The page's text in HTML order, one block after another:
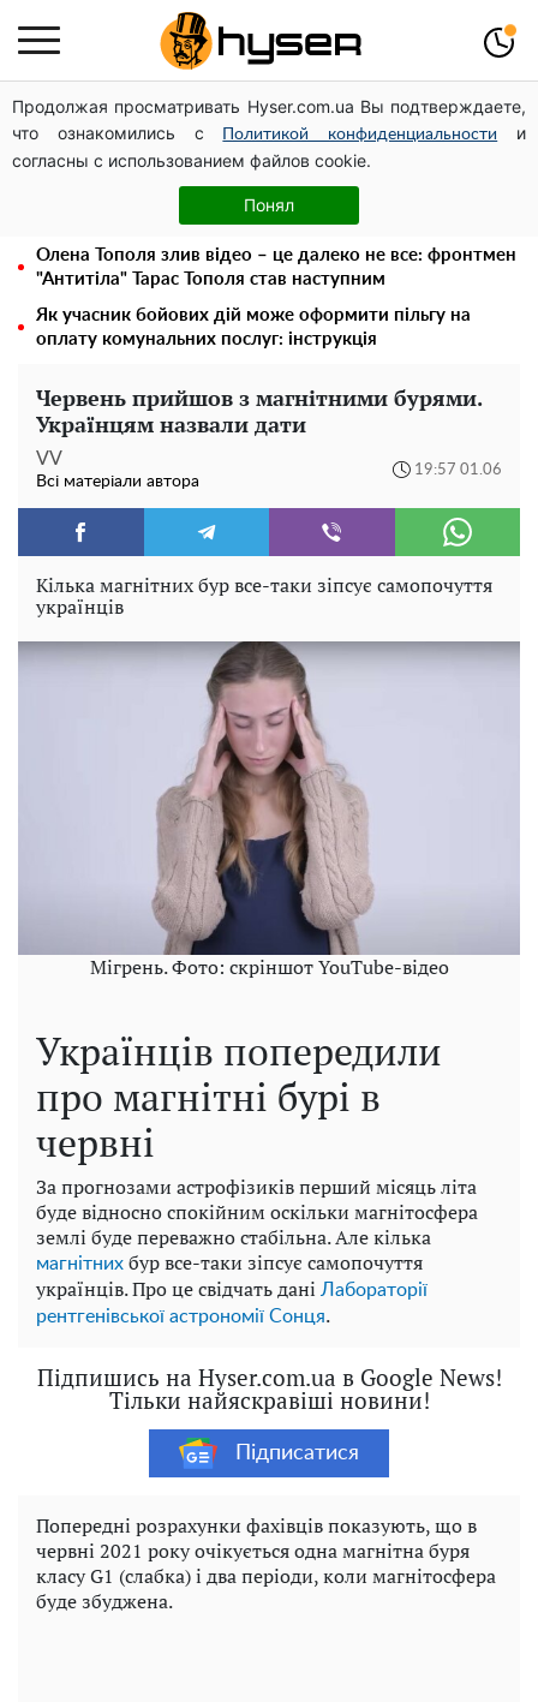
Продолжая просматривать Hyser.com.ua Вы подтверждаете,
что ознакомились с
Политикой конфиденциальности
и
согласны с использованием файлов cookie.
Понял
Дрони із націнкою: Олександр Конотопський вивів
мільйони оборонного бюджету через фіктивну фірму в
Естонії
Гола Олена Тополя у цікавих позах змусила відвисати
щелепи: злив відео – було лише початком
Олена Тополя злив відео – це далеко не все: фронтмен
"Антитіла" Тарас Тополя став наступним
Як учасник бойових дій може оформити пільгу на
оплату комунальних послуг: інструкція
Червень прийшов з магнітними бурями.
Українцям назвали дати
VV
Всі матеріали автора
19:57 01.06
Кілька магнітних бур все-таки зіпсує самопочуття
українців
Мігрень. Фото: скріншот YouTube-відео
Українців попередили
про магнітні бурі в
червні
За прогнозами астрофізиків перший місяць літа
буде відносно спокійним оскільки магнітосфера
землі буде переважно стабільна. Але кілька
магнітних бур все-таки зіпсує самопочуття
українців. Про це свідчать дані Лабораторії
рентгенівської астрономії Сонця.
Підпишись на Hyser.com.ua в Google News!
Тільки найяскравіші новини!
Підписатися
Попередні розрахунки фахівців показують, що в
червні 2021 року очікується одна магнітна буря
класу G1 (слабка) і два періоди, коли магнітосфера
буде збуджена.